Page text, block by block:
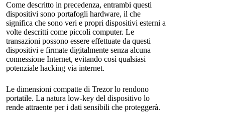
Come descritto in precedenza, entrambi questi
dispositivi sono portafogli hardware, il che
significa che sono veri e propri dispositivi esterni a
volte descritti come piccoli computer. Le
transazioni possono essere effettuate da questi
dispositivi e firmate digitalmente senza alcuna
connessione Internet, evitando così qualsiasi
potenziale hacking via internet.
Le dimensioni compatte di Trezor lo rendono
portatile. La natura low-key del dispositivo lo
rende attraente per i dati sensibili che proteggerà.